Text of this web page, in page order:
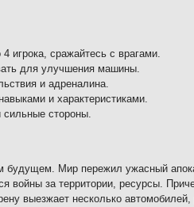
игрока, сражайтесь с врагами.
для улучшения машины.
и адреналина.
и характеристиками.
стороны.
будущем. Мир пережил ужасный
за территории, ресурсы.
выезжает несколько